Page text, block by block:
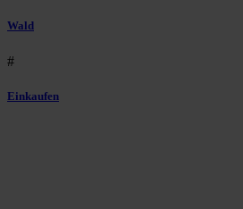
Wald
#
Einkaufen